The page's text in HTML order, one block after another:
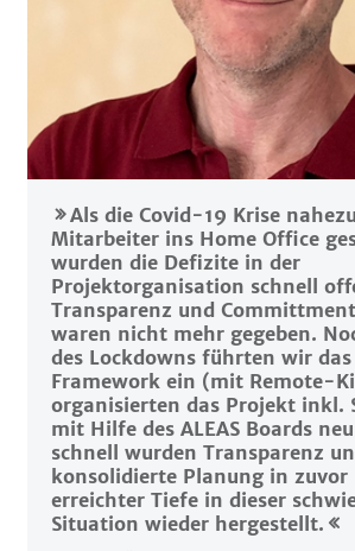
Als die Covid-19 Krise
Mitarbeiter ins Home Office
wurden die Defizite in der
Projektorganisation schnell
Transparenz und
waren nicht mehr gegeben.
des Lockdowns führten wir das
Framework ein (mit Remote-
organisierten das Projekt inkl.
mit Hilfe des ALEAS Boards
schnell wurden Transparenz
konsolidierte Planung in
erreichter Tiefe in dieser
Situation wieder hergestellt.